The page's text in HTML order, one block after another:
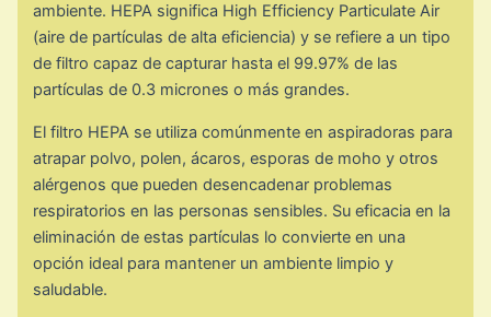
ambiente. HEPA significa High Efficiency Particulate Air
(aire de partículas de alta eficiencia) y se refiere a un tipo
de filtro capaz de capturar hasta el 99.97% de las
partículas de 0.3 micrones o más grandes.
El filtro HEPA se utiliza comúnmente en aspiradoras para
atrapar polvo, polen, ácaros, esporas de moho y otros
alérgenos que pueden desencadenar problemas
respiratorios en las personas sensibles. Su eficacia en la
eliminación de estas partículas lo convierte en una
opción ideal para mantener un ambiente limpio y
saludable.